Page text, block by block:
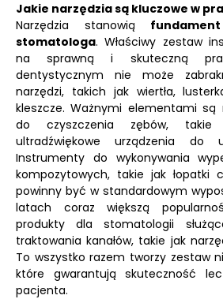
Jakie narzędzia są kluczowe w
Narzędzia stanowią
stomatologa. Właściwy zestaw
na sprawną i skuteczną
dentystycznym nie może
narzędzi, takich jak wiertła,
kleszcze. Ważnymi elementami są
do czyszczenia zębów,
ultradźwiękowe urządzenia do
Instrumenty do wykonywania
kompozytowych, takie jak łopatki
powinny być w standardowym
latach coraz większą
produkty dla stomatologii
traktowania kanałów, takie jak
To wszystko razem tworzy zestaw
które gwarantują skuteczność
pacjenta.